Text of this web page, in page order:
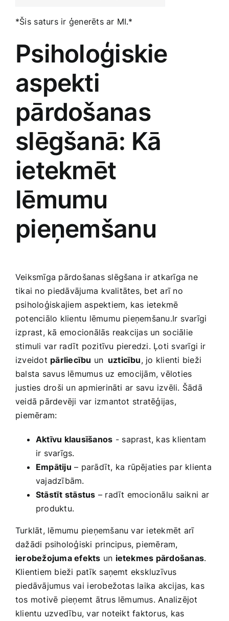
*Šis ⁣saturs ir ģenerēts ar MI.*
Psiholoģiskie ​
aspekti
pārdošanas
slēgšanā: Kā
ietekmēt
lēmumu
pieņemšanu
Veiksmīga pārdošanas slēgšana ⁢ir atkarīga ne
tikai ‌no⁤ piedāvājuma ⁢kvalitātes,‍ bet arī no
psiholoģiskajiem aspektiem, kas ‌ietekmē
potenciālo ‍klientu lēmumu pieņemšanu.Ir svarīgi
izprast, kā emocionālās‌ reakcijas un⁤ sociālie
stimuli⁤ var radīt pozitīvu pieredzi. Ļoti svarīgi ir
izveidot‍ pārliecību un ​ uzticību, jo klienti bieži
‌balsta savus lēmumus‌ uz⁣ emocijām, vēloties
justies droši un apmierināti‍ ar savu izvēli. Šādā
veidā pārdevēji var​ izmantot stratēģijas,
⁣piemēram: ⁤
Aktīvu klausīšanos -⁤ saprast, kas klientam
ir svarīgs.
Empātiju – parādīt, ka rūpējaties par klienta⁣
vajadzībām.
Stāstīt stāstus – radīt emocionālu⁤ saikni⁢ ar ​
produktu.
Turklāt,‍ lēmumu pieņemšanu var ietekmēt arī⁢
dažādi psiholoģiski principus, piemēram,
ierobežojuma efekts un ietekmes pārdošanas.
Klientiem bieži patīk saņemt ekskluzīvus
piedāvājumus vai⁤ ierobežotas laika akcijas,⁢ kas​
tos motivē pieņemt ātrus‍ lēmumus. Analizējot
klientu uzvedību, var noteikt faktorus,​ kas